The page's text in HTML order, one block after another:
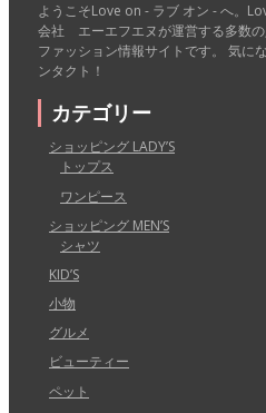
ようこそLove on - ラブ オン - へ。
会社 エーエフエヌが運営する多数
ファッション情報サイトです。 気に
ンタクト！
カテゴリー
ショッピング LADY’S
トップス
ワンピース
ショッピング MEN’S
シャツ
KID’S
小物
グルメ
ビューティー
ペット